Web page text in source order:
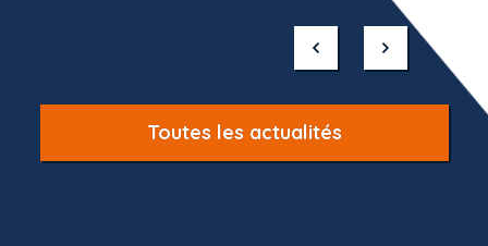
Toutes les actualités